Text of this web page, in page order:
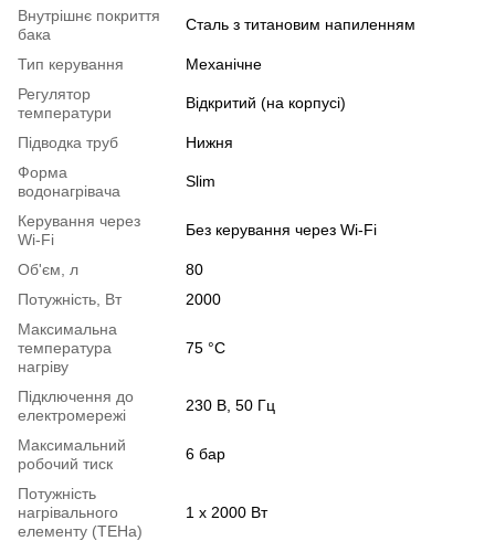
Внутрішнє покриття
бака
Сталь з титановим напиленням
Тип керування
Механічне
Регулятор
температури
Відкритий (на корпусі)
Підводка труб
Нижня
Форма
водонагрівача
Slim
Керування через
Wi-Fi
Без керування через Wi-Fi
Об'єм, л
80
Потужність, Вт
2000
Максимальна
температура
нагріву
75 °С
Підключення до
електромережі
230 В, 50 Гц
Максимальний
робочий тиск
6 бар
Потужність
нагрівального
елементу (ТЕНа)
1 х 2000 Вт